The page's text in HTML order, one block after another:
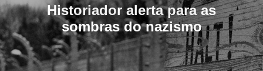
Historiador alerta para as
sombras do nazismo